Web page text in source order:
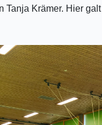
Krämer. Hier